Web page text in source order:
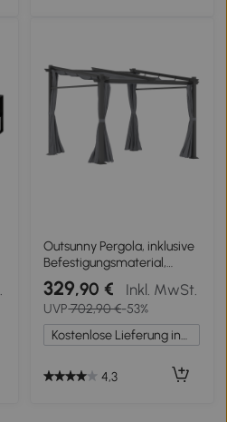
Outsunny Pergola, inklusive
Befestigungsmaterial,
ausziehbares Dach, 2.,97 m
x 2,95 m x 2,3 m,
Dunkelgrau
329,90 € Inkl. MwSt.
UVP702,90 €-53%
Kostenlose Lieferung innerhalb Deutschlands
4,3